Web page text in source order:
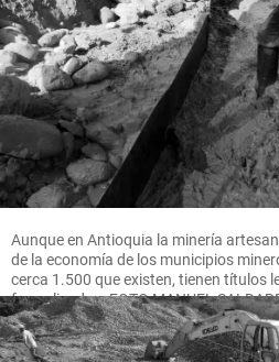
Aunque en Antioquia la minería
de la economía de los municipios
cerca 1.500 que existen, tienen títulos
formalizadas. FOTO MANUEL